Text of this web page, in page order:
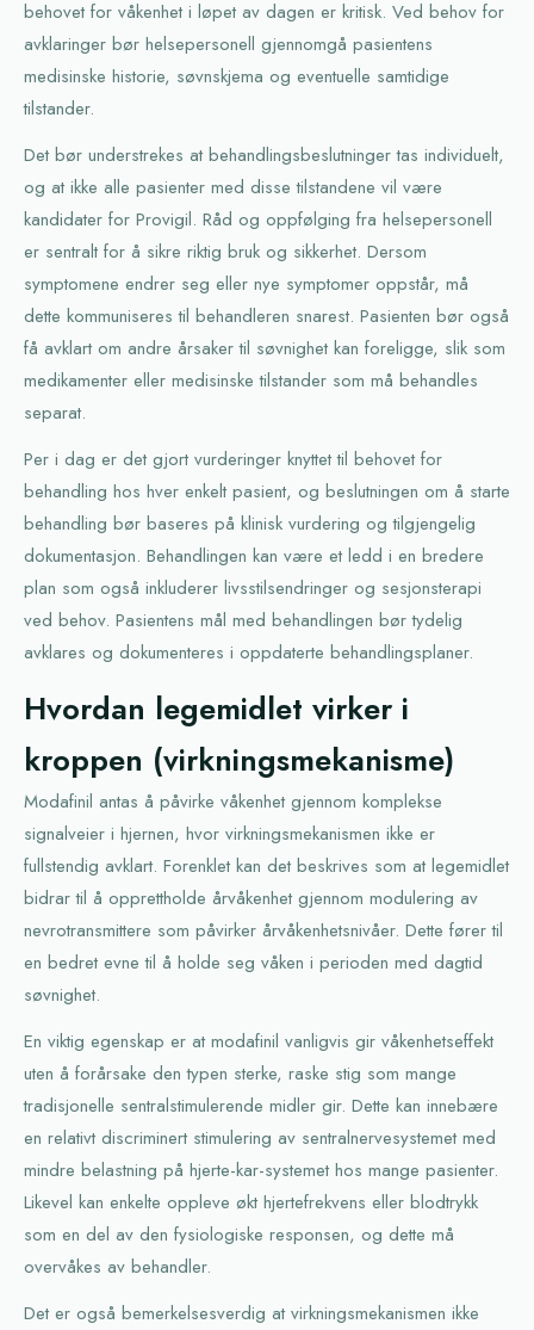
behovet for våkenhet i løpet av dagen er kritisk. Ved behov for
avklaringer bør helsepersonell gjennomgå pasientens
medisinske historie, søvnskjema og eventuelle samtidige
tilstander.
Det bør understrekes at behandlingsbeslutninger tas individuelt,
og at ikke alle pasienter med disse tilstandene vil være
kandidater for Provigil. Råd og oppfølging fra helsepersonell
er sentralt for å sikre riktig bruk og sikkerhet. Dersom
symptomene endrer seg eller nye symptomer oppstår, må
dette kommuniseres til behandleren snarest. Pasienten bør også
få avklart om andre årsaker til søvnighet kan foreligge, slik som
medikamenter eller medisinske tilstander som må behandles
separat.
Per i dag er det gjort vurderinger knyttet til behovet for
behandling hos hver enkelt pasient, og beslutningen om å starte
behandling bør baseres på klinisk vurdering og tilgjengelig
dokumentasjon. Behandlingen kan være et ledd i en bredere
plan som også inkluderer livsstilsendringer og sesjonsterapi
ved behov. Pasientens mål med behandlingen bør tydelig
avklares og dokumenteres i oppdaterte behandlingsplaner.
Hvordan legemidlet virker i
kroppen (virkningsmekanisme)
Modafinil antas å påvirke våkenhet gjennom komplekse
signalveier i hjernen, hvor virkningsmekanismen ikke er
fullstendig avklart. Forenklet kan det beskrives som at legemidlet
bidrar til å opprettholde årvåkenhet gjennom modulering av
nevrotransmittere som påvirker årvåkenhetsnivåer. Dette fører til
en bedret evne til å holde seg våken i perioden med dagtid
søvnighet.
En viktig egenskap er at modafinil vanligvis gir våkenhetseffekt
uten å forårsake den typen sterke, raske stig som mange
tradisjonelle sentralstimulerende midler gir. Dette kan innebære
en relativt discriminert stimulering av sentralnervesystemet med
mindre belastning på hjerte-kar-systemet hos mange pasienter.
Likevel kan enkelte oppleve økt hjertefrekvens eller blodtrykk
som en del av den fysiologiske responsen, og dette må
overvåkes av behandler.
Det er også bemerkelsesverdig at virkningsmekanismen ikke